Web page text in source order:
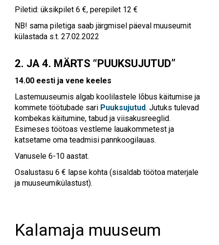
Piletid: üksikpilet 6 €, perepilet 12 €
NB! sama piletiga saab järgmisel päeval muuseumit
külastada s.t. 27.02.2022
2. JA 4. MÄRTS “PUUKSUJUTUD”
14.00 eesti ja vene keeles
Lastemuuseumis algab koolilastele lõbus käitumise ja
kommete töötubade sari Puuksujutud. Jutuks tulevad
kombekas käitumine, tabud ja viisakusreeglid.
Esimeses töötoas vestleme lauakommetest ja
katsetame oma teadmisi pannkoogilauas.
Vanusele 6-10 aastat.
Osalustasu 6 € lapse kohta (sisaldab töötoa materjale
ja muuseumikülastust).
Kalamaja muuseum